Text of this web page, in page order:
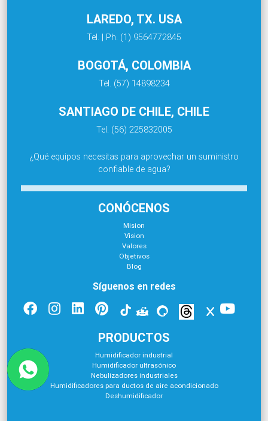
LAREDO, TX. USA
Tel. | Ph. (1) 9564772845
BOGOTÁ, COLOMBIA
Tel. (57) 14898234
SANTIAGO DE CHILE, CHILE
Tel. (56) 225832005
¿Qué equipos necesitas para aprovechar un suministro
confiable de agua?
CONÓCENOS
Mision
Vision
Valores
Objetivos
Blog
Síguenos en redes
PRODUCTOS
Humidificador industrial
Humidificador ultrasónico
Nebulizadores industriales
Humidificadores para ductos de aire acondicionado
Deshumidificador